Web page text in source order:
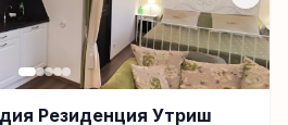
Резиденция Утриш